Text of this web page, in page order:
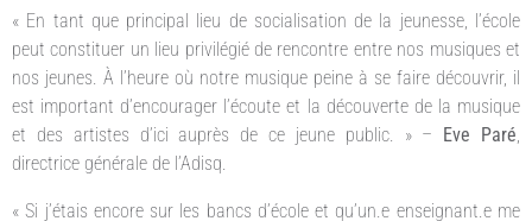
« En tant que principal lieu de socialisation de la jeunesse, l’école
peut constituer un lieu privilégié de rencontre entre nos musiques et
nos jeunes. À l’heure où notre musique peine à se faire découvrir, il
est important d’encourager l’écoute et la découverte de la musique
et des artistes d’ici auprès de ce jeune public. » – Eve Paré
directrice générale de l’Adisq.
« Si j’étais encore sur les bancs d’école et qu’un.e enseignant.e me